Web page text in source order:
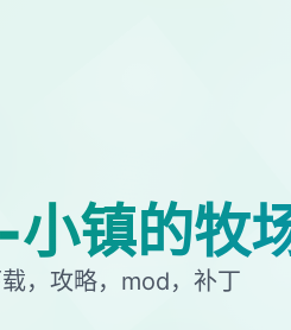
镇的牧
，攻略，mod，补丁